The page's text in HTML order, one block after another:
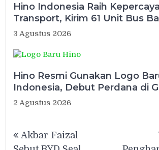
Hino Indonesia Raih
Transport, Kirim 61 Unit Bus
3 Agustus 2026
Hino Resmi Gunakan Logo
Indonesia, Debut Perdana di
2 Agustus 2026
pos
Akbar Faizal